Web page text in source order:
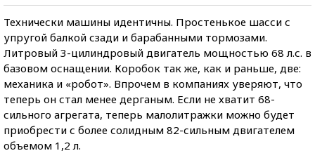
Технически машины идентичны. Простенькое шасси с
упругой балкой сзади и барабанными тормозами.
Литровый 3-цилиндровый двигатель мощностью 68 л.с. в
базовом оснащении. Коробок так же, как и раньше, две:
механика и «робот». Впрочем в компаниях уверяют, что
теперь он стал менее дерганым. Если не хватит 68-
сильного агрегата, теперь малолитражки можно будет
приобрести с более солидным 82-сильным двигателем
объемом 1,2 л.